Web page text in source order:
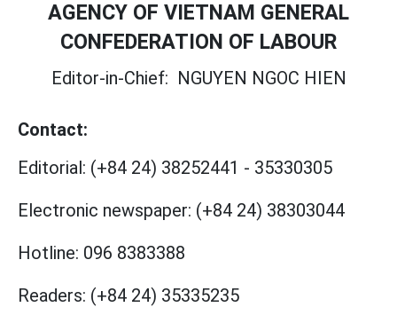
AGENCY OF VIETNAM GENERAL
CONFEDERATION OF LABOUR
Editor-in-Chief: NGUYEN NGOC HIEN
Contact:
Editorial: (+84 24) 38252441 - 35330305
Electronic newspaper: (+84 24) 38303044
Hotline: 096 8383388
Readers: (+84 24) 35335235